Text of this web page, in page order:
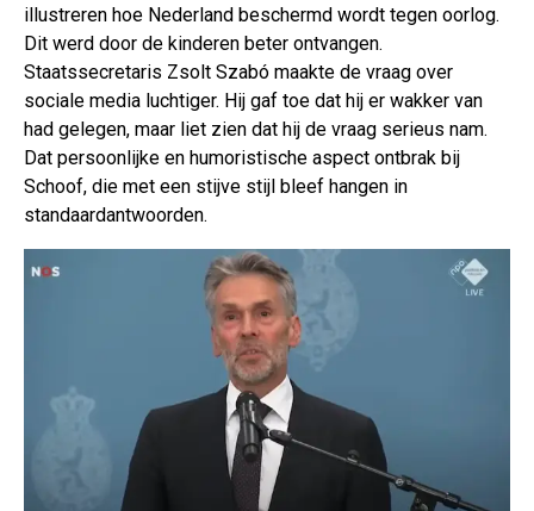
illustreren hoe Nederland beschermd wordt tegen oorlog.
Dit werd door de kinderen beter ontvangen.
Staatssecretaris Zsolt Szabó maakte de vraag over
sociale media luchtiger. Hij gaf toe dat hij er wakker van
had gelegen, maar liet zien dat hij de vraag serieus nam.
Dat persoonlijke en humoristische aspect ontbrak bij
Schoof, die met een stijve stijl bleef hangen in
standaardantwoorden.